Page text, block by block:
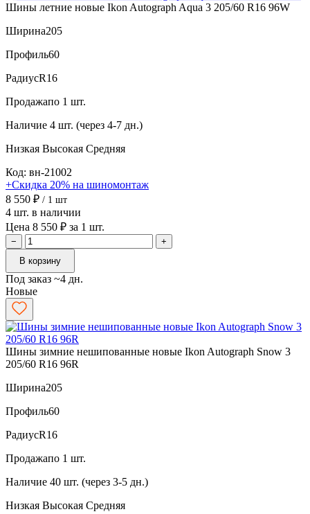
Шины летние новые Ikon Autograph Aqua 3 205/60 R16 96W
Ширина205
Профиль60
РадиусR16
Продажапо 1 шт.
Наличие 4 шт. (через 4-7 дн.)
Низкая Высокая Средняя
Код: вн-21002
+Скидка 20% на шиномонтаж
8 550 ₽ / 1 шт
4 шт. в наличии
Цена 8 550 ₽ за 1 шт.
−
+
В корзину
Под заказ ~4 дн.
Новые
Шины зимние нешипованные новые Ikon Autograph Snow 3
205/60 R16 96R
Ширина205
Профиль60
РадиусR16
Продажапо 1 шт.
Наличие 40 шт. (через 3-5 дн.)
Низкая Высокая Средняя